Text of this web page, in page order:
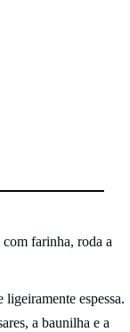
farinha, roda a
espessa.
a baunilha e a